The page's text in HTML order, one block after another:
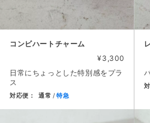
コンビハートチャーム
¥3,300
日常にちょっとした特別感をプラ
ス
対応便： 通常 特急
商品カード。商品: コンビハート
商